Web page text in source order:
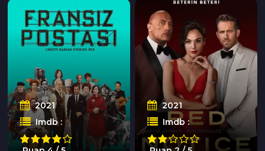
2021
Imdb :
2021
Imdb :